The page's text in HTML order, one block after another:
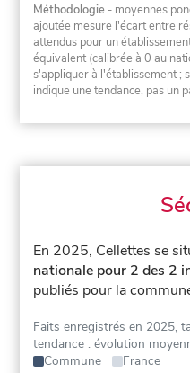
Méthodologie - moyennes
ajoutée mesure l'écart entre
attendus pour un
équivalent (calibrée à 0 au
s'appliquer à l'établissement ;
indique une tendance, pas un
En 2025, Cellettes se
nationale pour 2 des 2
publiés pour la
Faits enregistrés en 2025,
tendance : évolution
Commune
France